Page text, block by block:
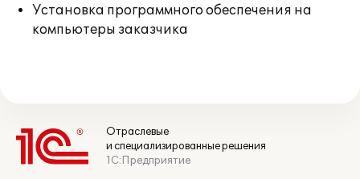
Установка программного обеспечения на
компьютеры заказчика
Отраслевые
и специализированные решения
1С:Предприятие